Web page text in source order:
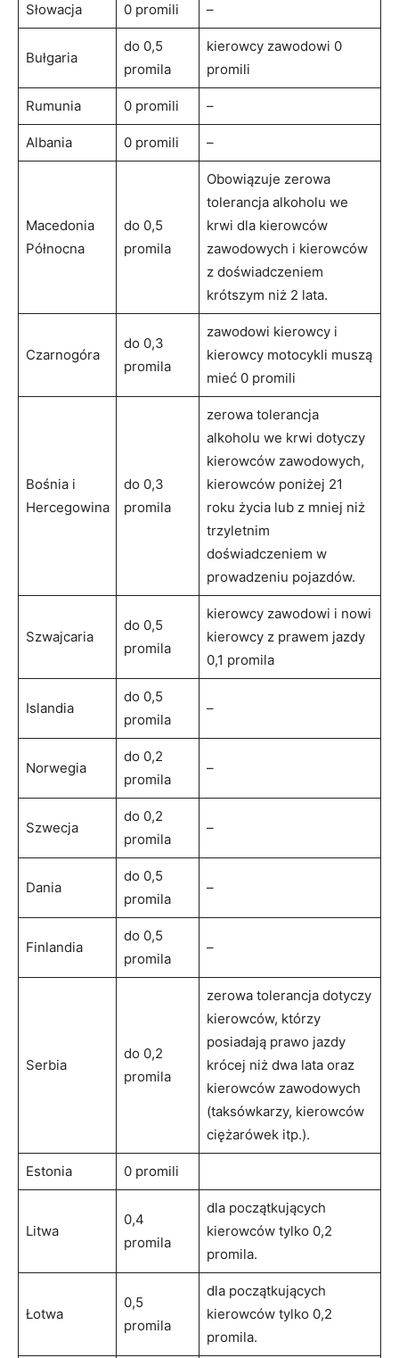
Słowacja 0 promili –
Bułgaria
do 0,5
promila
kierowcy zawodowi 0
promili
Rumunia 0 promili –
Albania 0 promili –
Macedonia
Północna
do 0,5
promila
Obowiązuje zerowa
tolerancja alkoholu we
krwi dla kierowców
zawodowych i kierowców
z doświadczeniem
krótszym niż 2 lata.
Czarnogóra
do 0,3
promila
zawodowi kierowcy i
kierowcy motocykli muszą
mieć 0 promili
Bośnia i
Hercegowina
do 0,3
promila
zerowa tolerancja
alkoholu we krwi dotyczy
kierowców zawodowych,
kierowców poniżej 21
roku życia lub z mniej niż
trzyletnim
doświadczeniem w
prowadzeniu pojazdów.
Szwajcaria
do 0,5
promila
kierowcy zawodowi i nowi
kierowcy z prawem jazdy
0,1 promila
Islandia
do 0,5
promila
–
Norwegia
do 0,2
promila
–
Szwecja
do 0,2
promila
–
Dania
do 0,5
promila
–
Finlandia
do 0,5
promila
–
Serbia
do 0,2
promila
zerowa tolerancja dotyczy
kierowców, którzy
posiadają prawo jazdy
krócej niż dwa lata oraz
kierowców zawodowych
(taksówkarzy, kierowców
ciężarówek itp.).
Estonia 0 promili
Litwa
0,4
promila
dla początkujących
kierowców tylko 0,2
promila.
Łotwa
0,5
promila
dla początkujących
kierowców tylko 0,2
promila.